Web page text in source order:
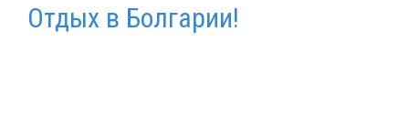
Отдых в Болгарии!